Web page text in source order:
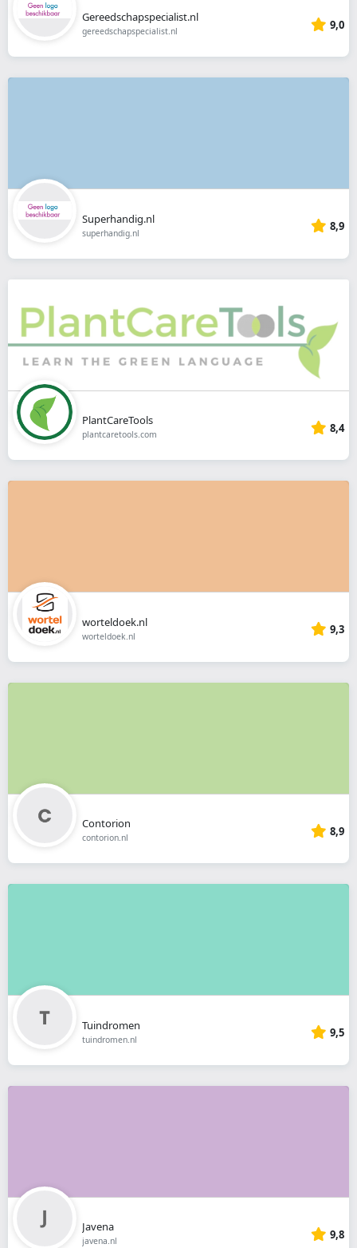
Gereedschapspecialist.nl
gereedschapspecialist.nl 9,0
Superhandig.nl
superhandig.nl 8,9
PlantCareTools
plantcaretools.com 8,4
worteldoek.nl
worteldoek.nl 9,3
Contorion
contorion.nl 8,9
Tuindromen
tuindromen.nl 9,5
Javena
javena.nl 9,8